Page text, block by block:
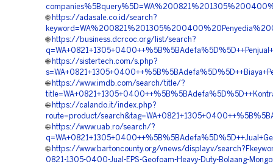
🌐 https://adasale.co.id/search?
🌐 https://business.dcrcoc.org/list/search?
🌐 https://sistertech.com/s.php?
🌐 https://www.imdb.com/search/title/?
🌐 https://calando.it/index.php?
route=product/
🌐 https://www.uab.ro/search/?
🌐 https://www.bartoncounty.org/vnews/display.v/
0821-1305-0400-Jual-EPS-Geofoam-Heavy-Duty-Bolaang-